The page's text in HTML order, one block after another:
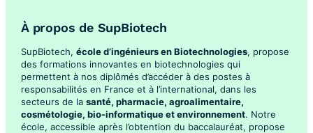
À propos de SupBiotech
SupBiotech, école d’ingénieurs en Biotechnologies, propose
des formations innovantes en biotechnologies qui
permettent à nos diplômés d’accéder à des postes à
responsabilités en France et à l’international, dans les
secteurs de la santé, pharmacie, agroalimentaire,
cosmétologie, bio-informatique et environnement. Notre
école, accessible après l’obtention du baccalauréat, propose